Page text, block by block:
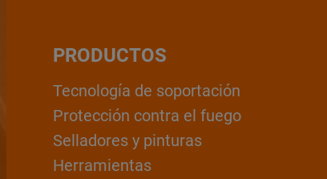
PRODUCTOS
Tecnología de soportación
Protección contra el fuego
Selladores y pinturas
Herramientas